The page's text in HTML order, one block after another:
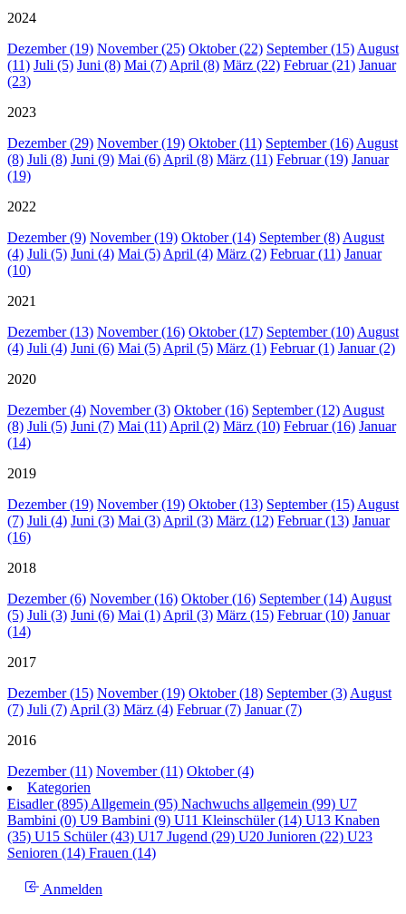
2024
Dezember (19) November (25) Oktober (22) September (15) August
(11) Juli (5) Juni (8) Mai (7) April (8) März (22) Februar (21) Januar
(23)
2023
Dezember (29) November (19) Oktober (11) September (16) August
(8) Juli (8) Juni (9) Mai (6) April (8) März (11) Februar (19) Januar
(19)
2022
Dezember (9) November (19) Oktober (14) September (8) August
(4) Juli (5) Juni (4) Mai (5) April (4) März (2) Februar (11) Januar
(10)
2021
Dezember (13) November (16) Oktober (17) September (10) August
(4) Juli (4) Juni (6) Mai (5) April (5) März (1) Februar (1) Januar (2)
2020
Dezember (4) November (3) Oktober (16) September (12) August
(8) Juli (5) Juni (7) Mai (11) April (2) März (10) Februar (16) Januar
(14)
2019
Dezember (19) November (19) Oktober (13) September (15) August
(7) Juli (4) Juni (3) Mai (3) April (3) März (12) Februar (13) Januar
(16)
2018
Dezember (6) November (16) Oktober (16) September (14) August
(5) Juli (3) Juni (6) Mai (1) April (3) März (15) Februar (10) Januar
(14)
2017
Dezember (15) November (19) Oktober (18) September (3) August
(7) Juli (7) April (3) März (4) Februar (7) Januar (7)
2016
Dezember (11) November (11) Oktober (4)
Kategorien
Eisadler (895) Allgemein (95) Nachwuchs allgemein (99) U7
Bambini (0) U9 Bambini (9) U11 Kleinschüler (14) U13 Knaben
(35) U15 Schüler (43) U17 Jugend (29) U20 Junioren (22) U23
Senioren (14) Frauen (14)
Anmelden